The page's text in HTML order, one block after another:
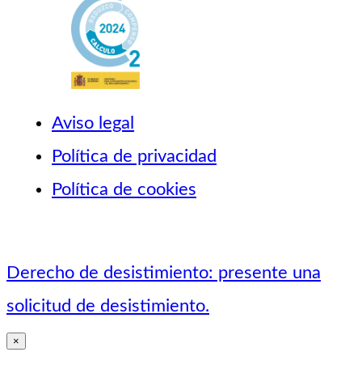
Aviso legal
Política de privacidad
Política de cookies
Derecho de desistimiento: presente una
solicitud de desistimiento.
×